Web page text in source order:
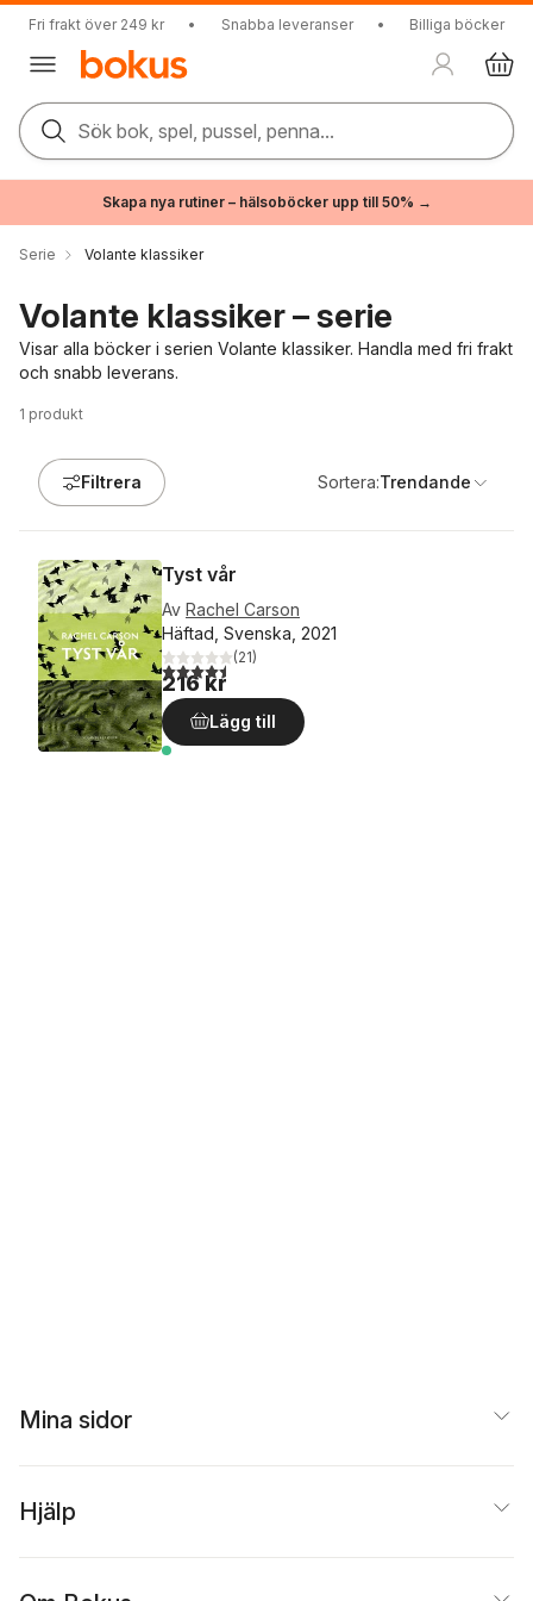
Fri frakt över 249 kr • Snabba leveranser • Billiga böcker
Sök bok, spel, pussel, penna...
Skapa nya rutiner – hälsoböcker upp till 50% →
Serie Volante klassiker
Volante klassiker – serie
Visar alla böcker i serien Volante klassiker. Handla med fri frakt
och snabb leverans.
1 produkt
Filtrera Sortera:Trendande
Tyst vår
Av Rachel Carson
Häftad, Svenska, 2021
4,5utav 5 stjärnor. Totalt antal röster:
(21)
216 kr
Lägg till
Mina sidor
Hjälp